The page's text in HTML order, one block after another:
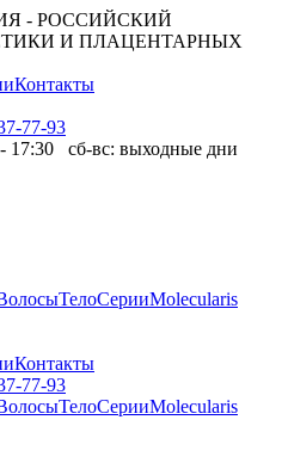
- РОССИЙСКИЙ
И ПЛАЦЕНТАРНЫХ
Контакты
77-93
17:30 сб-вс: выходные дни
ТелоСерииMolecularis
Контакты
77-93
ТелоСерииMolecularis